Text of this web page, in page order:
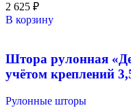
2 625 ₽
В корзину
Штора рулонная
учётом креплений
Рулонные шторы